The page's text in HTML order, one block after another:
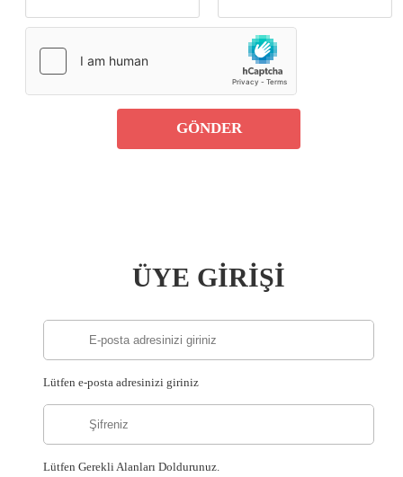
GÖNDER
ÜYE GİRİŞİ
Lütfen e-posta adresinizi giriniz
Lütfen Gerekli Alanları Doldurunuz.